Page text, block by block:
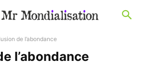
de l’abondance
l’abondance